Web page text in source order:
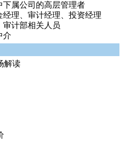
下属公司的高层管理者
理、审计经理、投资经理
审计部相关人员
介
解读